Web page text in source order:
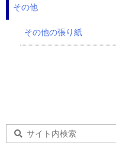
その他
その他の張り紙